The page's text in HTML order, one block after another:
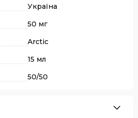
Україна
50 мг
Arctic
15 мл
50/50